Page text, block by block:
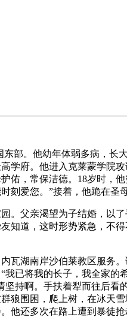
部。他幼年体弱多病，
学府。他进入克莱蒙学
佑，常保洁德。18岁时，
爱您。”接着，他跪在圣
。父亲渴望为子结婚，以
知道，这时形势紧急，不
瓦湖南岸沙伯莱教区服务
已将我的长子，我全家
持啊。手扶着犁而往后
狼围困，爬上树，在冰天
他还多次在路上遭到暴徒抢